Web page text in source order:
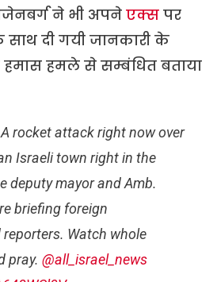
ने भी अपने एक्सपर
दी गयी जानकारी के
हमास हमले से सम्बंधित बताया
A rocket attack right now over
Israeli town right in the
deputy mayor and Amb.
briefing foreign
Watch whole
pray. @all_israel_news